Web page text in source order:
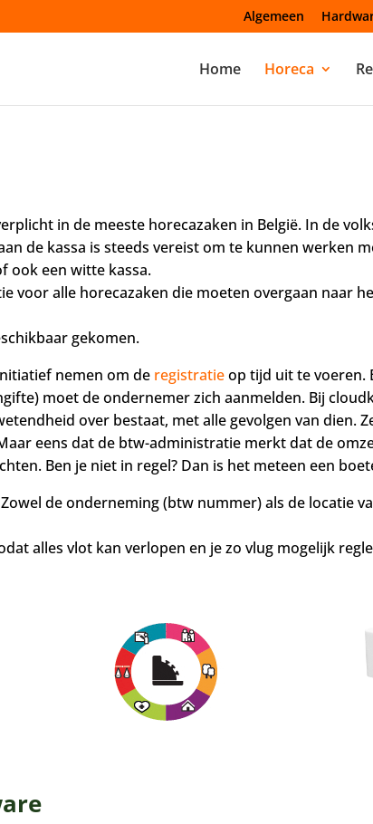
Algemeen
Home Horeca
in de meeste horecazaken in België. In de
de kassa is steeds vereist om te kunnen werken
ook een witte kassa.
voor alle horecazaken die moeten overgaan naar
gekomen.
nemen om de registratieop tijd uit te voeren.
moet de ondernemer zich aanmelden. Bij
over bestaat, met alle gevolgen van dien.
eens dat de btw-administratie merkt dat de
Ben je niet in regel? Dan is het meteen een
de onderneming (btw nummer) als de locatie
alles vlot kan verlopen en je zo vlug mogelijk